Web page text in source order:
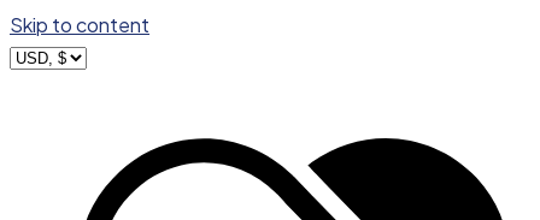
Skip to content